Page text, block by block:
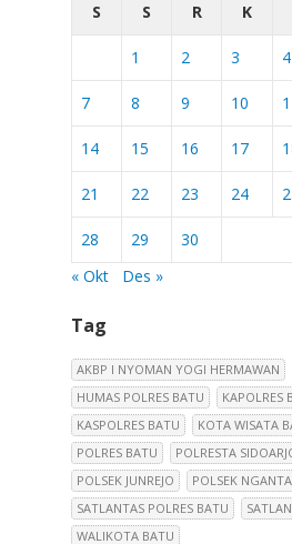
S
S R K
1 2 3 4
7 8 9 10
14 15 16 17
21 22 23 24
28 29
30
« Okt
Des »
Tag
AKBP I NYOMAN YOGI HERMAWAN
HUMAS POLRES BATU
KAPOLRES
KASPOLRES BATU
KOTA WISATA
POLRES BATU
POLRESTA
POLSEK JUNREJO
POLSEK
SATLANTAS POLRES BATU
WALIKOTA BATU